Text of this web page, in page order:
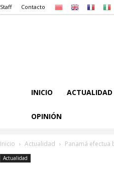
Staff Contacto
INICIO ACTUALIDAD
OPINIÓN
Inicio Actualidad Panamá efectua
Actualidad